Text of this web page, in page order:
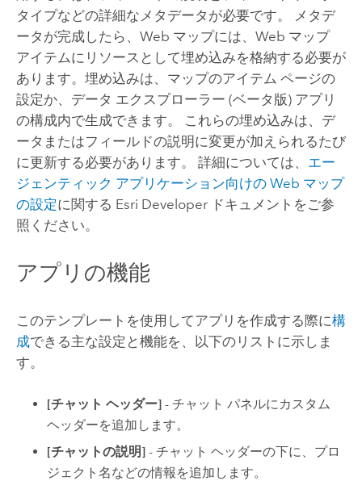
タイプなどの詳細なメタデータが必要です。 メタデ
ータが完成したら、Web マップには、Web マップ
アイテムにリソースとして埋め込みを格納する必要が
あります。埋め込みは、マップのアイテム ページの
設定か、データ エクスプローラー (ベータ版) アプリ
の構成内で生成できます。 これらの埋め込みは、デ
ータまたはフィールドの説明に変更が加えられるたび
に更新する必要があります。 詳細については、 エー
ジェンティック アプリケーション向けの Web マップ
の設定に関する Esri Developerドキュメントをご参
照ください。
アプリの機能
このテンプレートを使用してアプリを作成する際に構
成できる主な設定と機能を、以下のリストに示しま
す。
[チャット ヘッダー] - チャット パネルにカスタム
ヘッダーを追加します。
[チャットの説明] - チャット ヘッダーの下に、プロ
ジェクト名などの情報を追加します。